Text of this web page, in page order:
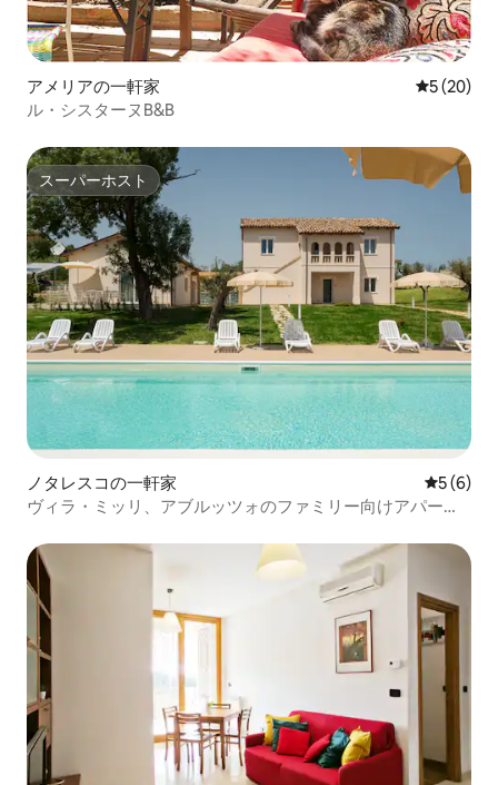
アメリアの一軒家 レビュー
5 (20)
ル・シスターヌB&B
スーパーホスト
スーパーホスト
ノタレスコの一軒家 レビュー
5 (6)
ヴィラ・ミッリ、アブルッツォのファミリー向けアパート